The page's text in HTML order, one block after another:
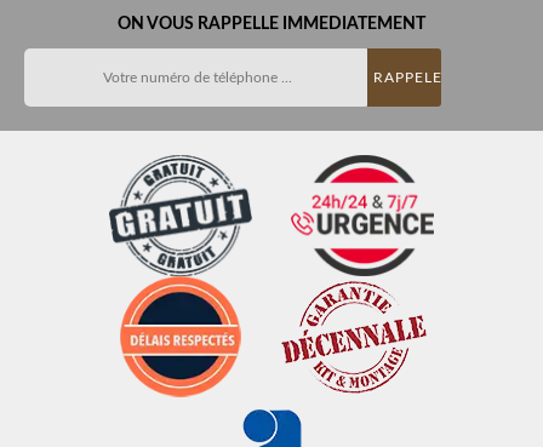
ON VOUS RAPPELLE IMMEDIATEMENT